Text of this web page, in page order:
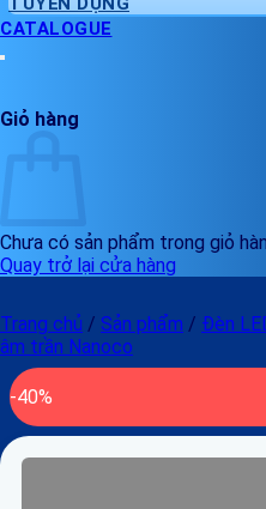
CATALOGUE
Giỏ hàng
Chưa có sản phẩm trong giỏ
Quay trở lại cửa hàng
Trang chủ / Sản phẩm / Đèn
âm trần Nanoco
-40%